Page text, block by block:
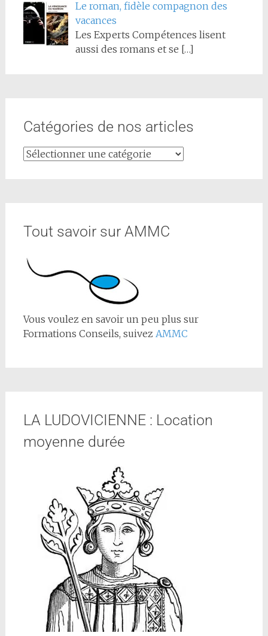
Le roman, fidèle compagnon des
vacances
Les Experts Compétences lisent
aussi des romans et se […]
Catégories de nos articles
Tout savoir sur AMMC
Vous voulez en savoir un peu plus sur
Formations Conseils, suivez AMMC
LA LUDOVICIENNE : Location
moyenne durée